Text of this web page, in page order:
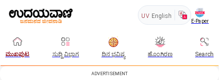
UV English
E-Paper
ಮುಖಪುಟ ಸುದ್ದಿ ವಿಭಾಗ ದಿನ ಭವಿಷ್ಯ ಹೊಂಗಿರಣ Search
ADVERTISEMENT